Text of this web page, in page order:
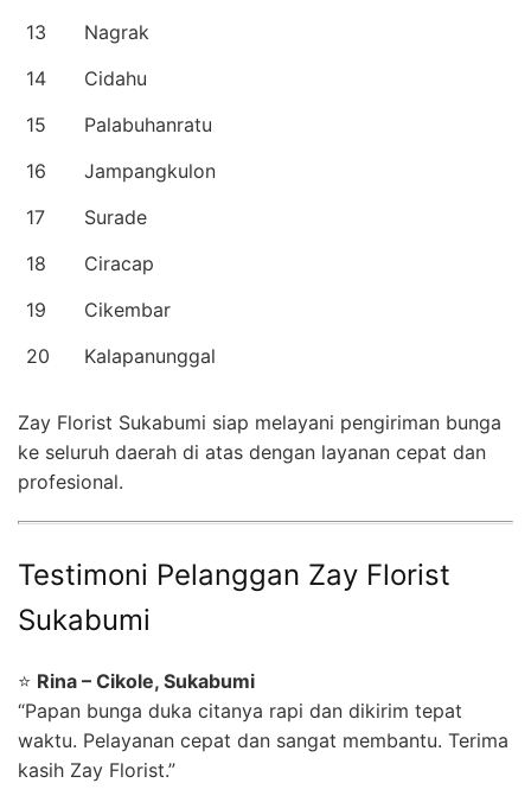
13
Nagrak
14
Cidahu
15
Palabuhanratu
16
Jampangkulon
17
Surade
18
Ciracap
19
Cikembar
20
Kalapanunggal
Zay Florist Sukabumi siap melayani pengiriman bunga
ke seluruh daerah di atas dengan layanan cepat dan
profesional.
Testimoni Pelanggan Zay Florist
Sukabumi
⭐ Rina – Cikole, Sukabumi
“Papan bunga duka citanya rapi dan dikirim tepat
waktu. Pelayanan cepat dan sangat membantu. Terima
kasih Zay Florist.”